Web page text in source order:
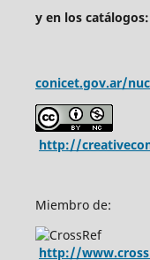
y en los
conicet.gov.ar/
http://
Miembro de:
http://